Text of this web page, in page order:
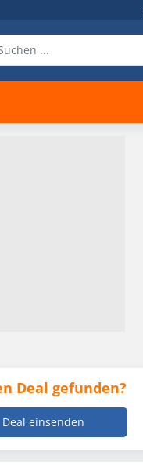
Deal gefunden?
Deal einsenden